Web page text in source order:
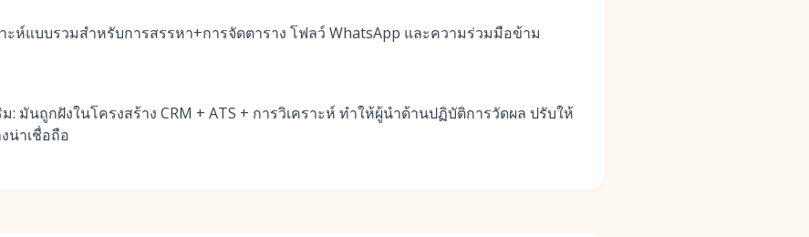
ะห์แบบรวมสำหรับการสรรหา+การจัดตาราง โฟลว์ WhatsApp และความร่วมมือข้าม
: มันถูกฝังในโครงสร้าง CRM + ATS + การวิเคราะห์ ทำให้ผู้นำด้านปฏิบัติการวัดผล ปรับให้
น่าเชื่อถือ